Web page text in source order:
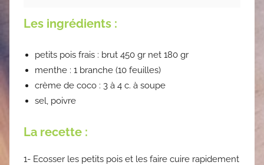
Les ingrédients :
petits pois frais : brut 450 gr net 180 gr
menthe : 1 branche (10 feuilles)
crème de coco : 3 à 4 c. à soupe
sel, poivre
La recette :
1- Ecosser les petits pois et les faire cuire rapidement